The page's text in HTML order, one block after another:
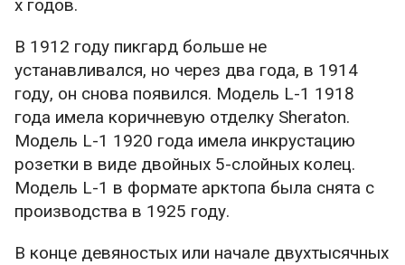
х годов.
В 1912 году пикгард больше не
устанавливался, но через два года, в 1914
году, он снова появился. Модель L-1 1918
года имела коричневую отделку Sheraton.
Модель L-1 1920 года имела инкрустацию
розетки в виде двойных 5-слойных колец.
Модель L-1 в формате арктопа была снята с
производства в 1925 году.
В конце девяностых или начале двухтысячных